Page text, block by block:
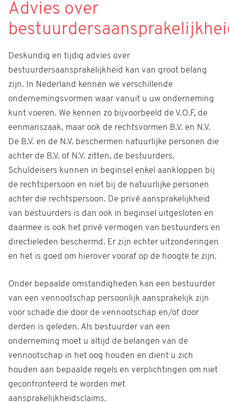
Advies over
Deskundig en tijdig advies over
bestuurdersaansprakelijkheid kan van groot belang
zijn. In Nederland kennen we verschillende
ondernemingsvormen waar vanuit u uw onderneming
kunt voeren. We kennen zo bijvoorbeeld de V.O.F, de
eenmanszaak, maar ook de rechtsvormen B.V. en N.V.
De B.V. en de N.V. beschermen natuurlijke personen die
achter de B.V. of N.V. zitten, de bestuurders.
Schuldeisers kunnen in beginsel enkel aankloppen bij
de rechtspersoon en niet bij de natuurlijke personen
achter die rechtspersoon. De privé aansprakelijkheid
van bestuurders is dan ook in beginsel uitgesloten en
daarmee is ook het privé vermogen van bestuurders en
directieleden beschermd. Er zijn echter uitzonderingen
en het is goed om hierover vooraf op de hoogte te zijn.
Onder bepaalde omstandigheden kan een bestuurder
van een vennootschap persoonlijk aansprakelijk zijn
voor schade die door de vennootschap en/of door
derden is geleden. Als bestuurder van een
onderneming moet u altijd de belangen van de
vennootschap in het oog houden en dient u zich
houden aan bepaalde regels en verplichtingen om niet
geconfronteerd te worden met
aansprakelijkheidsclaims.